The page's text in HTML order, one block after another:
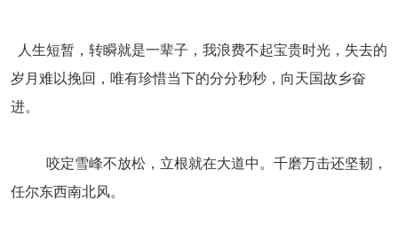
人生短暂，转瞬就是一辈子，我浪费不起宝贵时光，失去的
岁月难以挽回，唯有珍惜当下的分分秒秒，向天国故乡奋
进。
咬定雪峰不放松，立根就在大道中。千磨万击还坚韧，
任尔东西南北风。